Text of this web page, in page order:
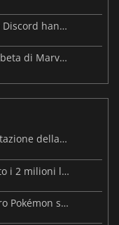
Le mappe dei malware e un attacco a Discord hanno colpito Meccha Chameleon
PlayStation Network in tilt durante la beta di Marvel Tōkon
MARVEL Tōkon debutta con la presentazione della roadmap per il primo anno
Resident Evil: Veronica ha già superato i 2 milioni liste dei desideri
Beast of Reincarnation: lo studio dietro Pokémon su una nuova strada